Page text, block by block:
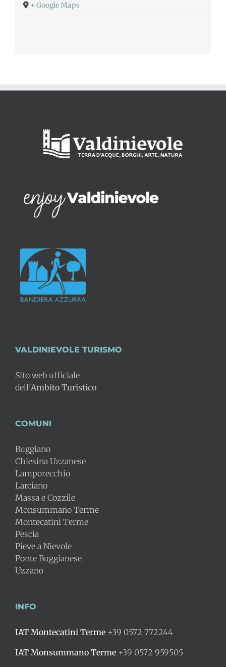
+ Google Maps
VALDINIEVOLE TURISMO
Sito web ufficiale
dell’Ambito Turistico
COMUNI
Buggiano
Chiesina Uzzanese
Lamporecchio
Larciano
Massa e Cozzile
Monsummano Terme
Montecatini Terme
Pescia
Pieve a Nievole
Ponte Buggianese
Uzzano
INFO
IAT Montecatini Terme +39 0572 772244
IAT Monsummano Terme +39 0572 959505